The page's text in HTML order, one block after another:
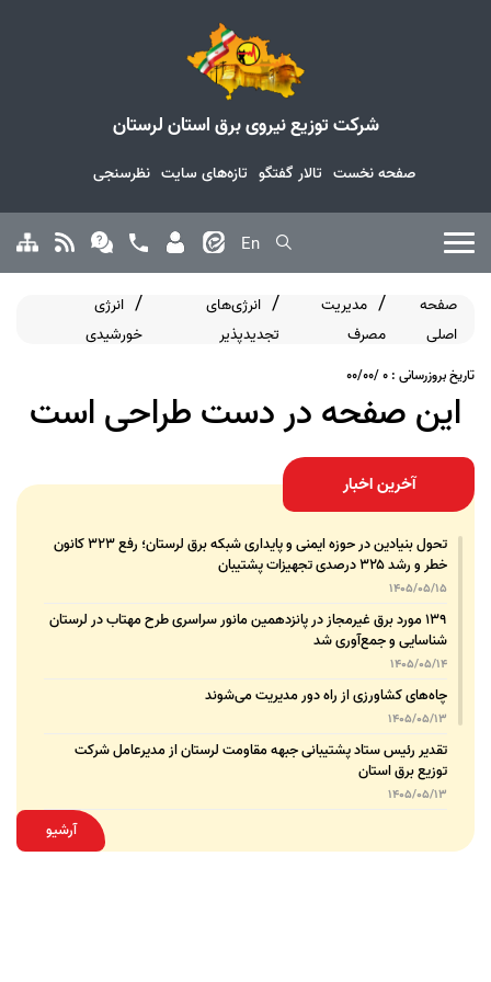
صفحه نخست تالار گفتگو تازه‌های سایت نظرسنجی
شرکت توزیع نیروی برق استان لرستان
En
صفحه
اصلی
مدیریت
مصرف
انرژی‌های
تجدیدپذیر
انرژی
خورشیدی
تاریخ بروزرسانی : 0 /00/00
این صفحه در دست طراحی است
آخرین اخبار
تحول بنیادین در حوزه ایمنی و پایداری شبکه برق لرستان؛ رفع ۳۲۳ کانون
خطر و رشد ۳۲۵ درصدی تجهیزات پشتیبان
1405/05/15
۱۳۹ مورد برق غیرمجاز در پانزدهمین مانور سراسری طرح مهتاب در لرستان
شناسایی و جمع‌آوری شد
1405/05/14
چاه‌های کشاورزی از راه دور مدیریت می‌شوند
1405/05/13
تقدیر رئیس ستاد پشتیبانی جبهه مقاومت لرستان از مدیرعامل شرکت
توزیع برق استان
1405/05/13
قدردانی مسئول عتبات عالیات وزارت نیرو از مدیرعامل شرکت توزیع نیروی
برق استان لرستان
آرشیو